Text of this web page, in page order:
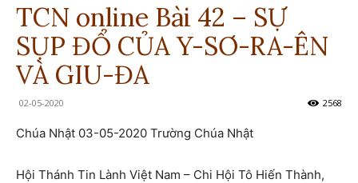
TCN online Bài 42 – SỰ
SỤP ĐỔ CỦA Y-SƠ-RA-ÊN
VÀ GIU-ĐA
02-05-2020 2568
Chúa Nhật 03-05-2020 Trường Chúa Nhật
Hội Thánh Tin Lành Việt Nam – Chi Hội Tô Hiến Thành,